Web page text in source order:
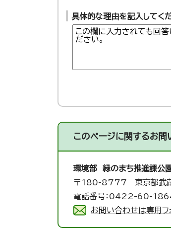
具体的な理由を記入してく
このページに関するお問
環境部 緑のまち推進課公
〒180-8777 東京都武
電話番号：0422-60-
お問い合わせは専用フ